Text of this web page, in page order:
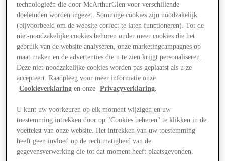
Aanbiedingen
technologieën die door McArthurGlen voor verschillende
doeleinden worden ingezet. Sommige cookies zijn noodzakelijk
(bijvoorbeeld om de website correct te laten functioneren). Tot de
niet-noodzakelijke cookies behoren onder meer cookies die het
gebruik van de website analyseren, onze marketingcampagnes op
maat maken en de advertenties die u te zien krijgt personaliseren.
Deze niet-noodzakelijke cookies worden pas geplaatst als u ze
accepteert. Raadpleeg voor meer informatie onze
Cookieverklaring en onze Privacyverklaring
U kunt uw voorkeuren op elk moment wijzigen en uw
toestemming intrekken door op "Cookies beheren" te klikken in de
voettekst van onze website. Het intrekken van uw toestemming
heeft geen invloed op de rechtmatigheid van de
gegevensverwerking die tot dat moment heeft plaatsgevonden.